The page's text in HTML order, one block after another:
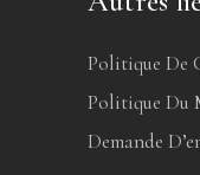
Politique De
Politique Du
Demande